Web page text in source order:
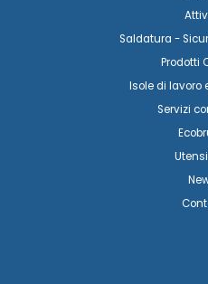
Saldatura -
Prodotti
Isole di lavoro
Servizi